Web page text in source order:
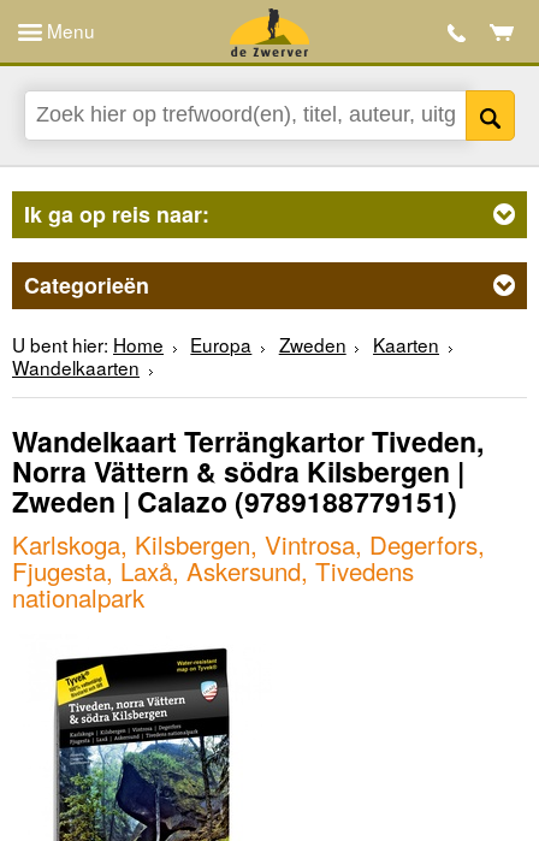
Menu
Ik ga op reis naar:
Categorieën
U bent hier: Home Europa Zweden
Kaarten
Wandelkaarten
Wandelkaart Terrängkartor Tiveden,
Norra Vättern & södra Kilsbergen |
Zweden | Calazo (9789188779151)
Karlskoga, Kilsbergen, Vintrosa, Degerfors,
Fjugesta, Laxå, Askersund, Tivedens
nationalpark